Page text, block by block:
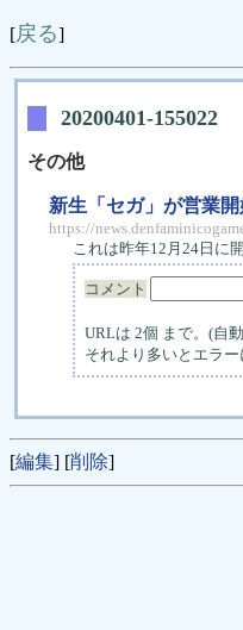
[戻る]
20200401-155022
その他
新生「セガ」が営業
https://
これは昨年12月24日に
コメント
URLは 2個 まで。(自
それより多いとエラー
[編集] [削除]